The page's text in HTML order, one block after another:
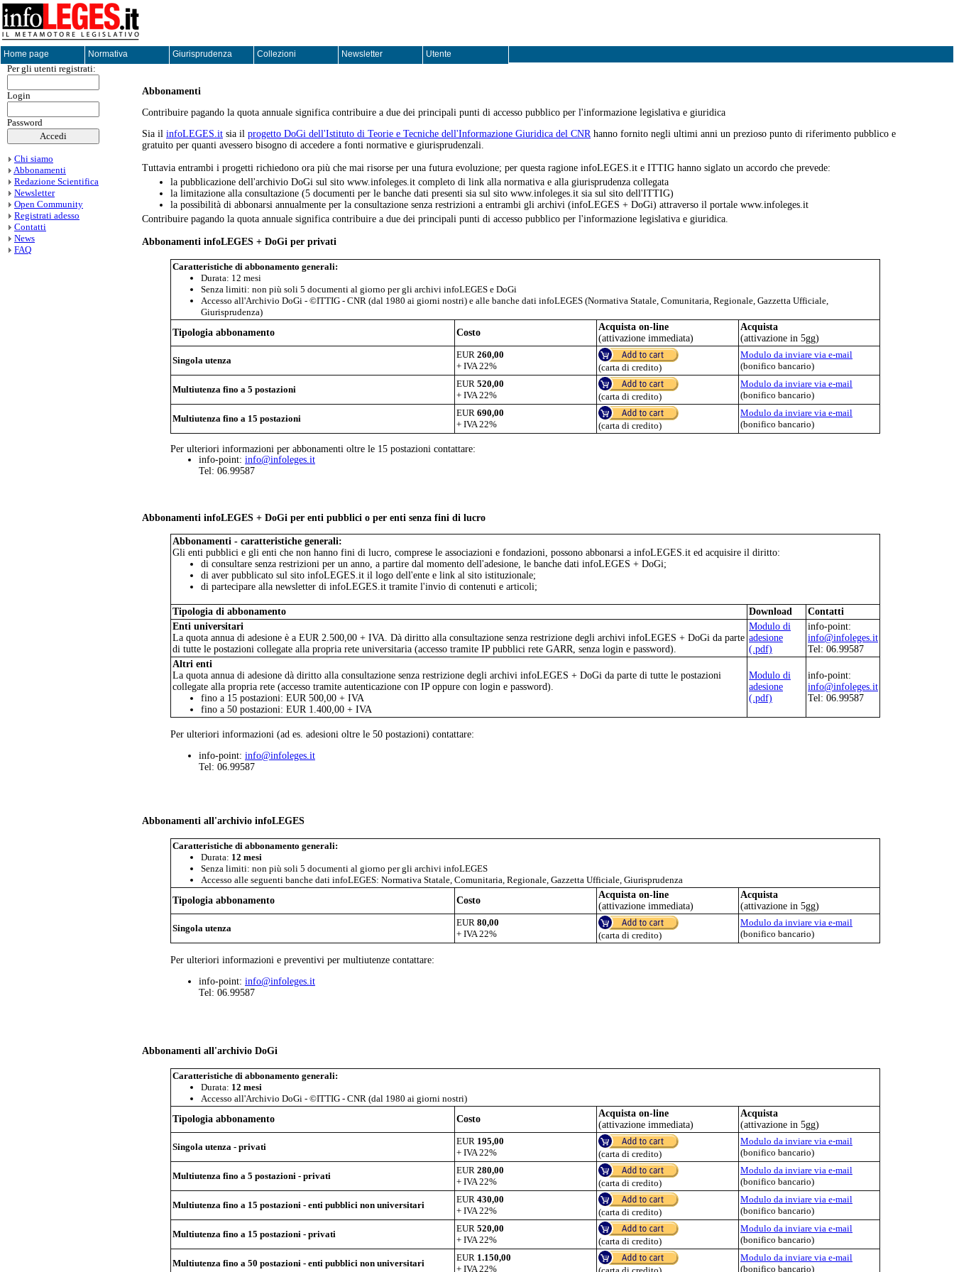
Home page Normativa Giurisprudenza Collezioni Newsletter Utente
Per gli utenti registrati:
Login
Password
Chi siamo
Abbonamenti
Redazione Scientifica
Newsletter
Open Community
Registrati adesso
Contatti
News
FAQ
Abbonamenti
Contribuire pagando la quota annuale significa contribuire a due dei principali punti di accesso pubblico per l'informazione legislativa e giuridica
Sia il infoLEGES.it sia il progetto DoGi dell'Istituto di Teorie e Tecniche dell'Informazione Giuridica del CNRhanno fornito negli ultimi anni un prezioso punto di riferimento pubblico e
gratuito per quanti avessero bisogno di accedere a fonti normative e giurisprudenzali.
Tuttavia entrambi i progetti richiedono ora più che mai risorse per una futura evoluzione; per questa ragione infoLEGES.it e ITTIG hanno siglato un accordo che prevede:
la pubblicazione dell'archivio DoGi sul sito www.infoleges.it completo di link alla normativa e alla giurisprudenza collegata
la limitazione alla consultazione (5 documenti per le banche dati presenti sia sul sito www.infoleges.it sia sul sito dell'ITTIG)
la possibilità di abbonarsi annualmente per la consultazione senza restrizioni a entrambi gli archivi (infoLEGES + DoGi) attraverso il portale www.infoleges.it
Contribuire pagando la quota annuale significa contribuire a due dei principali punti di accesso pubblico per l'informazione legislativa e giuridica.
Abbonamenti infoLEGES + DoGi per privati
Caratteristiche di abbonamento generali:
Durata: 12 mesi
Senza limiti: non più soli 5 documenti al giorno per gli archivi infoLEGES e DoGi
Accesso all'Archivio DoGi - ©ITTIG - CNR (dal 1980 ai giorni nostri) e alle banche dati infoLEGES (Normativa Statale, Comunitaria, Regionale, Gazzetta Ufficiale,
Giurisprudenza)
Tipologia abbonamento
Costo
Acquista on-line
(attivazione immediata)
Acquista
(attivazione in 5gg)
Singola utenza
EUR 260,00
+ IVA 22%
(carta di credito)
Modulo da inviare via e-mail
(bonifico bancario)
Multiutenza fino a 5 postazioni
EUR 520,00
+ IVA 22%
(carta di credito)
Modulo da inviare via e-mail
(bonifico bancario)
Multiutenza fino a 15 postazioni
EUR 690,00
+ IVA 22%
(carta di credito)
Modulo da inviare via e-mail
(bonifico bancario)
Per ulteriori informazioni per abbonamenti oltre le 15 postazioni contattare:
info-point: info@infoleges.it
Tel: 06.99587
Abbonamenti infoLEGES + DoGi per enti pubblici o per enti senza fini di lucro
Abbonamenti - caratteristiche generali:
Gli enti pubblici e gli enti che non hanno fini di lucro, comprese le associazioni e fondazioni, possono abbonarsi a infoLEGES.it ed acquisire il diritto:
di consultare senza restrizioni per un anno, a partire dal momento dell'adesione, le banche dati infoLEGES + DoGi;
di aver pubblicato sul sito infoLEGES.it il logo dell'ente e link al sito istituzionale;
di partecipare alla newsletter di infoLEGES.it tramite l'invio di contenuti e articoli;
Tipologia di abbonamento Download
Contatti
Enti universitari
La quota annua di adesione è a EUR 2.500,00 + IVA. Dà diritto alla consultazione senza restrizione degli archivi infoLEGES + DoGi da parte
di tutte le postazioni collegate alla propria rete universitaria (accesso tramite IP pubblici rete GARR, senza login e password).
Modulo di
adesione
(.pdf)
info-point:
info@infoleges.it
Tel: 06.99587
Altri enti
La quota annua di adesione dà diritto alla consultazione senza restrizione degli archivi infoLEGES + DoGi da parte di tutte le postazioni
collegate alla propria rete (accesso tramite autenticazione con IP oppure con login e password).
fino a 15 postazioni: EUR 500,00 + IVA
fino a 50 postazioni: EUR 1.400,00 + IVA
Modulo di
adesione
(.pdf)
info-point:
info@infoleges.it
Tel: 06.99587
Per ulteriori informazioni (ad es. adesioni oltre le 50 postazioni) contattare:
info-point: info@infoleges.it
Tel: 06.99587
Abbonamenti all'archivio infoLEGES
Caratteristiche di abbonamento generali:
Durata: 12 mesi
Senza limiti: non più soli 5 documenti al giorno per gli archivi infoLEGES
Accesso alle seguenti banche dati infoLEGES: Normativa Statale, Comunitaria, Regionale, Gazzetta Ufficiale, Giurisprudenza
Tipologia abbonamento
Costo
Acquista on-line
(attivazione immediata)
Acquista
(attivazione in 5gg)
Singola utenza
EUR 80,00
+ IVA 22%
(carta di credito)
Modulo da inviare via e-mail
(bonifico bancario)
Per ulteriori informazioni e preventivi per multiutenze contattare:
info-point: info@infoleges.it
Tel: 06.99587
Abbonamenti all'archivio DoGi
Caratteristiche di abbonamento generali:
Durata: 12 mesi
Accesso all'Archivio DoGi - ©ITTIG - CNR (dal 1980 ai giorni nostri)
Tipologia abbonamento
Costo
Acquista on-line
(attivazione immediata)
Acquista
(attivazione in 5gg)
Singola utenza - privati
EUR 195,00
+ IVA 22%
(carta di credito)
Modulo da inviare via e-mail
(bonifico bancario)
Multiutenza fino a 5 postazioni - privati
EUR 280,00
+ IVA 22%
(carta di credito)
Modulo da inviare via e-mail
(bonifico bancario)
Multiutenza fino a 15 postazioni - enti pubblici non universitari
EUR 430,00
+ IVA 22%
(carta di credito)
Modulo da inviare via e-mail
(bonifico bancario)
Multiutenza fino a 15 postazioni - privati
EUR 520,00
+ IVA 22%
(carta di credito)
Modulo da inviare via e-mail
(bonifico bancario)
Multiutenza fino a 50 postazioni - enti pubblici non universitari
EUR 1.150,00
+ IVA 22%
Modulo da inviare via e-mail
(bonifico bancario)